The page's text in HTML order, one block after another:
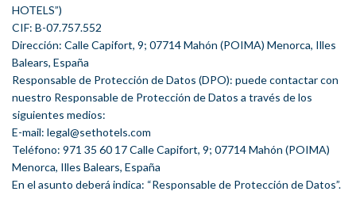
HOTELS”)
CIF: B-07.757.552
Dirección: Calle Capifort, 9; 07714 Mahón (POIMA) Menorca, Illes
Balears, España
Responsable de Protección de Datos (DPO): puede contactar con
nuestro Responsable de Protección de Datos a través de los
siguientes medios:
E-mail: legal@sethotels.com
Teléfono: 971 35 60 17 Calle Capifort, 9; 07714 Mahón (POIMA)
Menorca, Illes Balears, España
En el asunto deberá indica: “Responsable de Protección de Datos”.